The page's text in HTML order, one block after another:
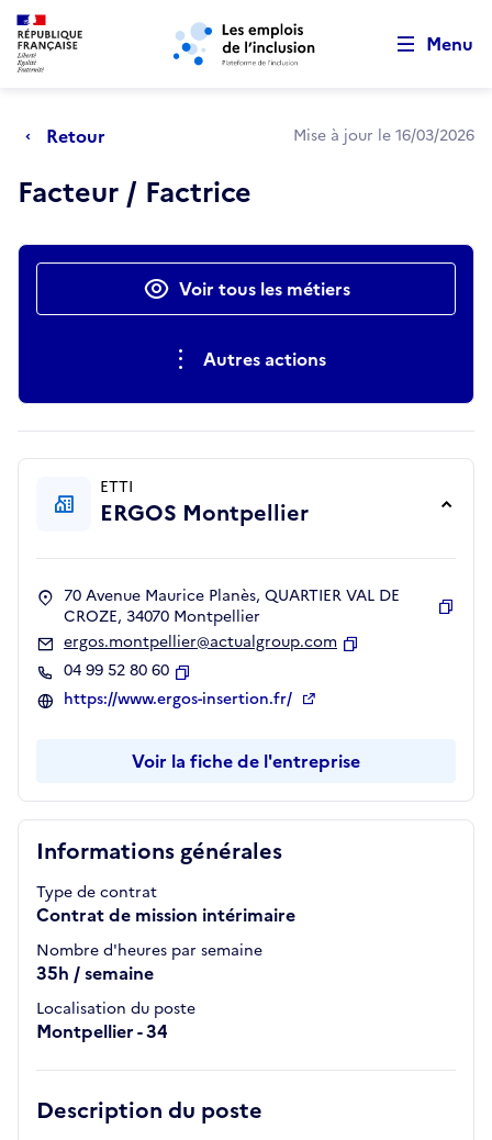
Aller au menu principal Aller au contenu principal
Menu
Retour Mise à jour le 16/03/2026
Facteur / Factrice
Actions rapidesVoir tous les métiers
Autres actions
Informations générales
Type de contrat
Contrat de mission intérimaire
Nombre d'heures par semaine
35h / semaine
Localisation du poste
Montpellier - 34
Description du poste
ETTI
ERGOS Montpellier
70 Avenue Maurice Planès, QUARTIER VAL DE
CROZE, 34070 Montpellier
ergos.montpellier@actualgroup.com
04 99 52 80 60
Copier
https://www.ergos-insertion.fr/
Voir la fiche de l'entreprise
Retour au début de la page
Panneau de gestion des cookies